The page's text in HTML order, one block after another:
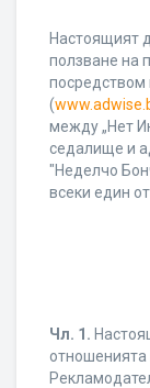
Настоящият
ползване на
посредством
(
между „Нет
седалище и
"Неделчо
всеки един
Чл. 1.